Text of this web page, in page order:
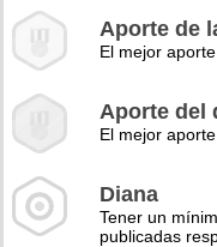
Aporte de
El mejor
Aporte del
El mejor
Diana
Tener un
publicadas